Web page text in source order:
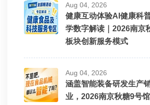
Aug 04, 2026
健康互动体验AI健康科
学数字解读｜2026南京
板块创新服务模式
Aug 04, 2026
涵盖智能装备研发生产
业，2026南京秋糖9号